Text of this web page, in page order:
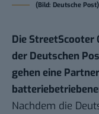
(Bild: Deutsche Post)
Die StreetScooter
der Deutschen
gehen eine
Nachdem die